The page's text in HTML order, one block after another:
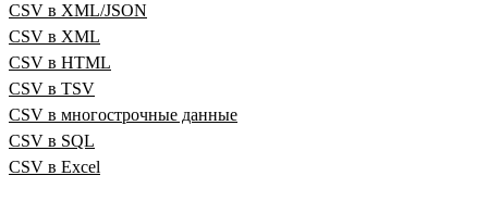
CSV в XML/JSON
CSV в XML
CSV в HTML
CSV в TSV
CSV в многострочные данные
CSV в SQL
CSV в Excel